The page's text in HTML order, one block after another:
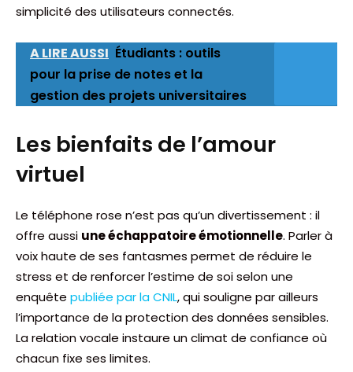
simplicité des utilisateurs connectés.
A LIRE AUSSI Étudiants : outils
pour la prise de notes et la
gestion des projets universitaires
Les bienfaits de l’amour
virtuel
Le téléphone rose n’est pas qu’un divertissement : il
offre aussi une échappatoire émotionnelle. Parler à
voix haute de ses fantasmes permet de réduire le
stress et de renforcer l’estime de soi selon une
enquête publiée par la CNIL, qui souligne par ailleurs
l’importance de la protection des données sensibles.
La relation vocale instaure un climat de confiance où
chacun fixe ses limites.